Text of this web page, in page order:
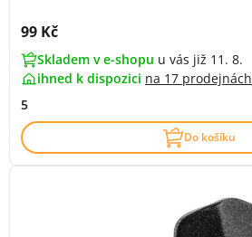
Cena s DPH:
99 Kč
Skladem v e-shopu u vás již 11. 8.
ihned k dispozici na 17 prodejnách
5
Do košíku